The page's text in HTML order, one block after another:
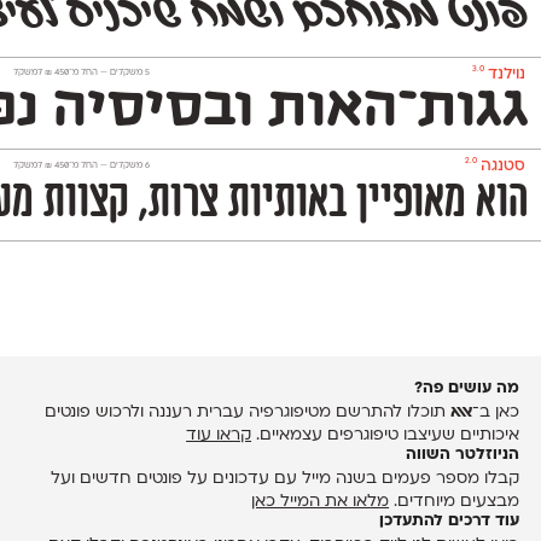
פונט מתוחכם ושמח שיכניס
נוילנד 3.0 ‫5 משקלים — החל מ־ 450
₪למשקל
גגות־האות ובסיסיה
סטנגה 2.0 ‫6 משקלים — החל מ־450
₪למשקל
הוא מאופיין באותיות צרות, קצוות
מה עושים פה?
כאן ב־אאאתוכלו להתרשם מטיפוגרפיה עברית רעננה ולרכוש פונטים
איכותיים שעיצבו טיפוגרפים עצמאיים. קראו עוד
הניוזלטר השווה
קבלו מספר פעמים בשנה מייל עם עדכונים על פונטים חדשים ועל
מבצעים מיוחדים. מלאו את המייל כאן
עוד דרכים להתעדכן